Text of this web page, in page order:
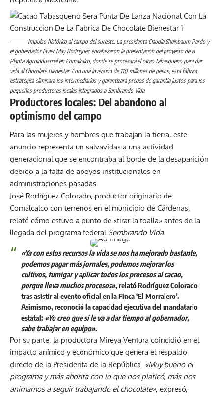
Impulso histórico al campo del sureste: La presidenta Claudia Sheinbaum Pardo y
el gobernador Javier May Rodríguez encabezaron la presentación del proyecto de la
Planta Agroindustrial en Comalcalco, donde se procesará el cacao tabasqueño para dar
vida al Chocolate Bienestar. Con una inversión de 110 millones de pesos, esta fábrica
estratégica eliminará los intermediarios y garantizará precios de garantía justos para los
pequeños productores locales integrados a Sembrando Vida.
Productores locales: Del abandono al
optimismo del campo
Para las mujeres y hombres que trabajan la tierra, este
anuncio representa un salvavidas a una actividad
generacional que se encontraba al borde de la desaparición
debido a la falta de apoyos institucionales en
administraciones pasadas.
José Rodríguez Colorado, productor originario de
Comalcalco con terrenos en el municipio de Cárdenas,
relató cómo estuvo a punto de «tirar la toalla» antes de la
llegada del programa federal Sembrando Vida.
«Ya con estos recursos la vida se nos ha mejorado bastante,
podemos pagar más jornales, podemos mejorar los
cultivos, fumigar y aplicar todos los procesos al cacao,
porque lleva muchos procesos», relató Rodríguez Colorado
tras asistir al evento oficial en la Finca ‘El Morralero’.
Asimismo, reconoció la capacidad ejecutiva del mandatario
estatal: «Yo creo que sí le va a dar tiempo al gobernador,
sabe trabajar en equipo».
Por su parte, la productora Mireya Ventura coincidió en el
impacto anímico y económico que genera el respaldo
directo de la Presidenta de la República. «Muy bueno el
programa y más ahorita con lo que nos platicó, más nos
animamos a seguir trabajando el chocolate», expresó,